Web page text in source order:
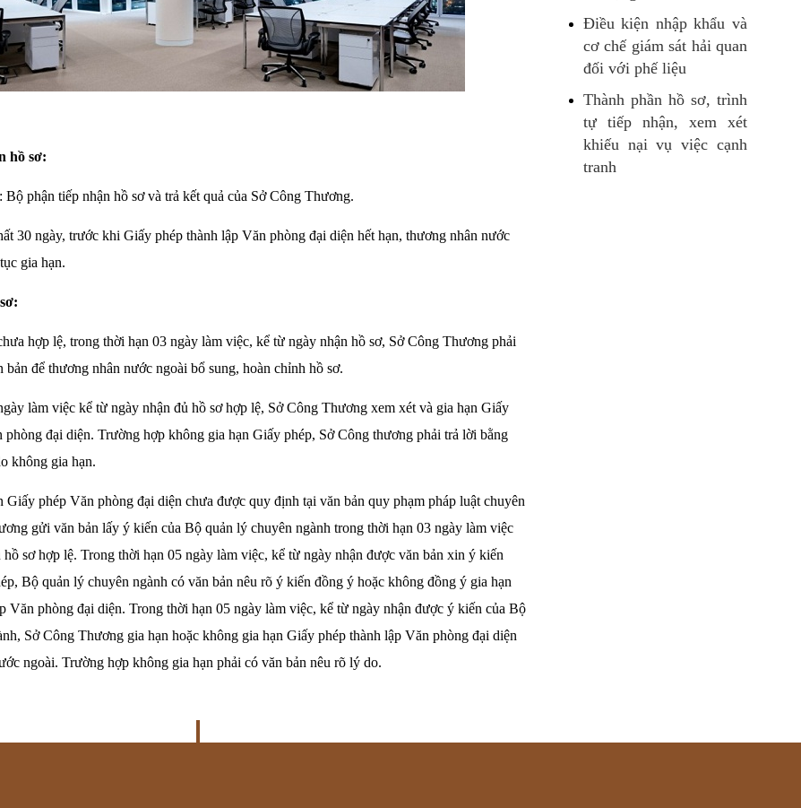
hồ sơ:
phận tiếp nhận hồ sơ và trả kết quả của Sở Công Thương.
30 ngày, trước khi Giấy phép thành lập Văn phòng đại diện hết hạn, thương nhân nước
gia hạn.
hợp lệ, trong thời hạn 03 ngày làm việc, kể từ ngày nhận hồ sơ, Sở Công Thương phải
bản để thương nhân nước ngoài bổ sung, hoàn chỉnh hồ sơ.
làm việc kể từ ngày nhận đủ hồ sơ hợp lệ, Sở Công Thương xem xét và gia hạn Giấy
phòng đại diện. Trường hợp không gia hạn Giấy phép, Sở Công thương phải trả lời bằng
không gia hạn.
Giấy phép Văn phòng đại diện chưa được quy định tại văn bản quy phạm pháp luật chuyên
gửi văn bản lấy ý kiến của Bộ quản lý chuyên ngành trong thời hạn 03 ngày làm việc
sơ hợp lệ. Trong thời hạn 05 ngày làm việc, kể từ ngày nhận được văn bản xin ý kiến
Bộ quản lý chuyên ngành có văn bản nêu rõ ý kiến đồng ý hoặc không đồng ý gia hạn
Văn phòng đại diện. Trong thời hạn 05 ngày làm việc, kể từ ngày nhận được ý kiến của Bộ
Sở Công Thương gia hạn hoặc không gia hạn Giấy phép thành lập Văn phòng đại diện
ngoài. Trường hợp không gia hạn phải có văn bản nêu rõ lý do.
Điều kiện nhập khẩu và
cơ chế giám sát hải quan
đối với phế liệu
Thành phần hồ sơ, trình
tự tiếp nhận, xem xét
khiếu nại vụ việc cạnh
tranh